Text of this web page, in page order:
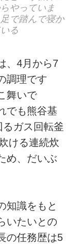
やっていま
で踏んで寝か
る
、4月から7
調理です
舞いで
でも熊谷基
ガス回転釜
ける連続炊
め、だいぶ
知識をもと
いたいとの
の任務歴は5